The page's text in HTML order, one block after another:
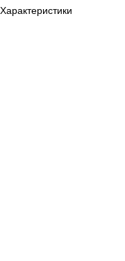
Характеристики